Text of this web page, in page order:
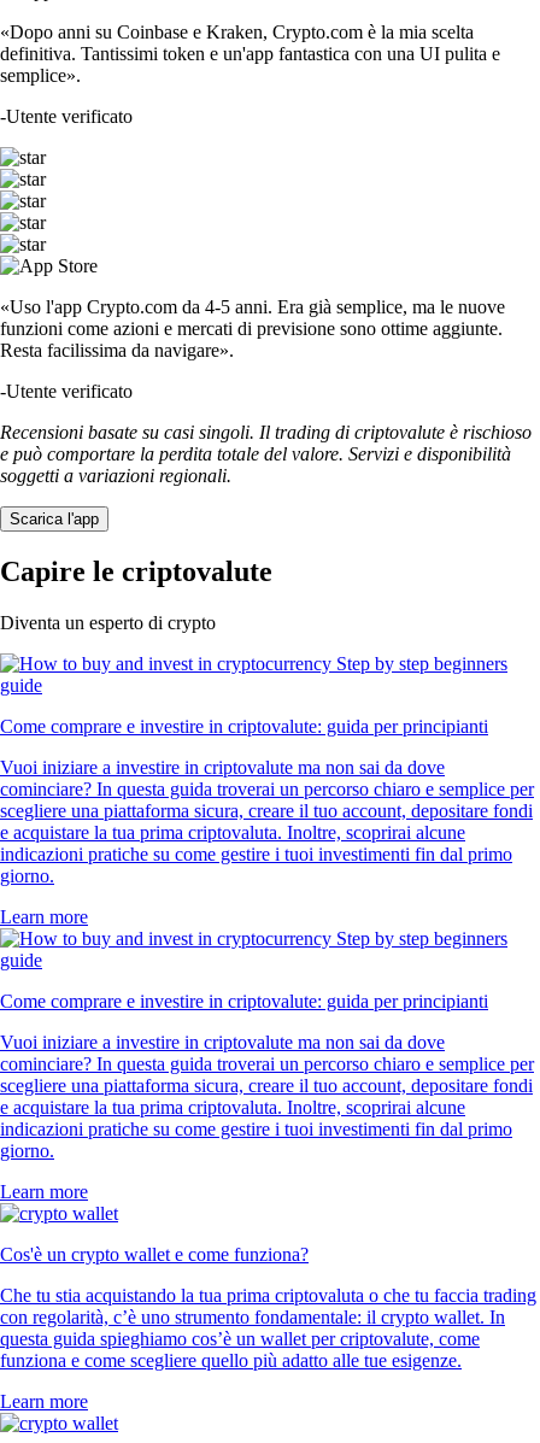
«Dopo anni su Coinbase e Kraken, Crypto.com è la mia scelta
definitiva. Tantissimi token e un'app fantastica con una UI pulita e
semplice».
-Utente verificato
«Uso l'app Crypto.com da 4-5 anni. Era già semplice, ma le nuove
funzioni come azioni e mercati di previsione sono ottime aggiunte.
Resta facilissima da navigare».
-Utente verificato
Recensioni basate su casi singoli. Il trading di criptovalute è rischioso
e può comportare la perdita totale del valore. Servizi e disponibilità
soggetti a variazioni regionali.
Scarica l'app
Capire le criptovalute
Diventa un esperto di crypto
Come comprare e investire in criptovalute: guida per principianti
Vuoi iniziare a investire in criptovalute ma non sai da dove
cominciare? In questa guida troverai un percorso chiaro e semplice per
scegliere una piattaforma sicura, creare il tuo account, depositare fondi
e acquistare la tua prima criptovaluta. Inoltre, scoprirai alcune
indicazioni pratiche su come gestire i tuoi investimenti fin dal primo
giorno.
Learn more
Come comprare e investire in criptovalute: guida per principianti
Vuoi iniziare a investire in criptovalute ma non sai da dove
cominciare? In questa guida troverai un percorso chiaro e semplice per
scegliere una piattaforma sicura, creare il tuo account, depositare fondi
e acquistare la tua prima criptovaluta. Inoltre, scoprirai alcune
indicazioni pratiche su come gestire i tuoi investimenti fin dal primo
giorno.
Learn more
Cos'è un crypto wallet e come funziona?
Che tu stia acquistando la tua prima criptovaluta o che tu faccia trading
con regolarità, c’è uno strumento fondamentale: il crypto wallet. In
questa guida spieghiamo cos’è un wallet per criptovalute, come
funziona e come scegliere quello più adatto alle tue esigenze.
Learn more